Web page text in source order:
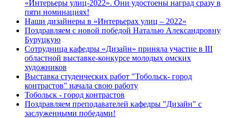
«Интерьеры улиц-2022». Они удостоены наград сразу в
пяти номинациях!
Наши дизайнеры в «Интерьерах улиц – 2022»
Поздравляем с новой победой Наталью Александровну
Буруцкую
Сотрудница кафедры «Дизайн» приняла участие в III
областной выставке-конкурсе молодых омских
художников
Выставка студенческих работ "Тобольск- город
контрастов" начала свою работу
Тобольск - город контрастов
Поздравляем преподавателей кафедры "Дизайн" с
заслуженными победами!